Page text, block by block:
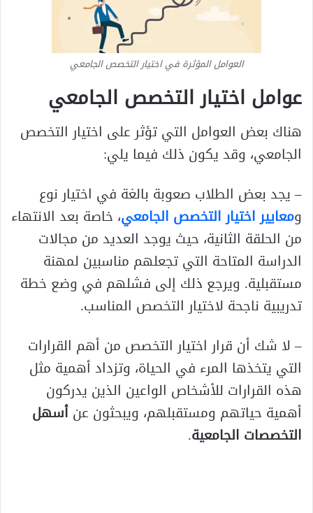
العوامل المؤثرة في اختيار التخصص الجامعي
عوامل اختيار التخصص الجامعي
هناك بعض العوامل التي تؤثر على اختيار التخصص
الجامعي، وقد يكون ذلك فيما يلي:
– يجد بعض الطلاب صعوبة بالغة في اختيار نوع
ومعايير اختيار التخصص الجامعي، خاصة بعد الانتهاء
من الحلقة الثانية، حيث يوجد العديد من مجالات
الدراسة المتاحة التي تجعلهم مناسبين لمهنة
مستقبلية. ويرجع ذلك إلى فشلهم في وضع خطة
تدريبية ناجحة لاختيار التخصص المناسب.
– لا شك أن قرار اختيار التخصص من أهم القرارات
التي يتخذها المرء في الحياة، وتزداد أهمية مثل
هذه القرارات للأشخاص الواعين الذين يدركون
أهمية حياتهم ومستقبلهم، ويبحثون عنأسهل
التخصصات الجامعية.